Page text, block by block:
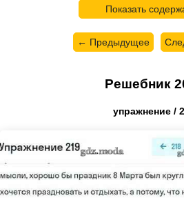
Показать
← Предыдущее
Решебник
упражнение /